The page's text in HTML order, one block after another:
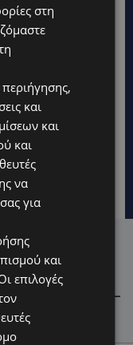
μόνο ένας αριθμός –
η πραγματική μας
στη
και
και
και
να
για
και
επιλογές